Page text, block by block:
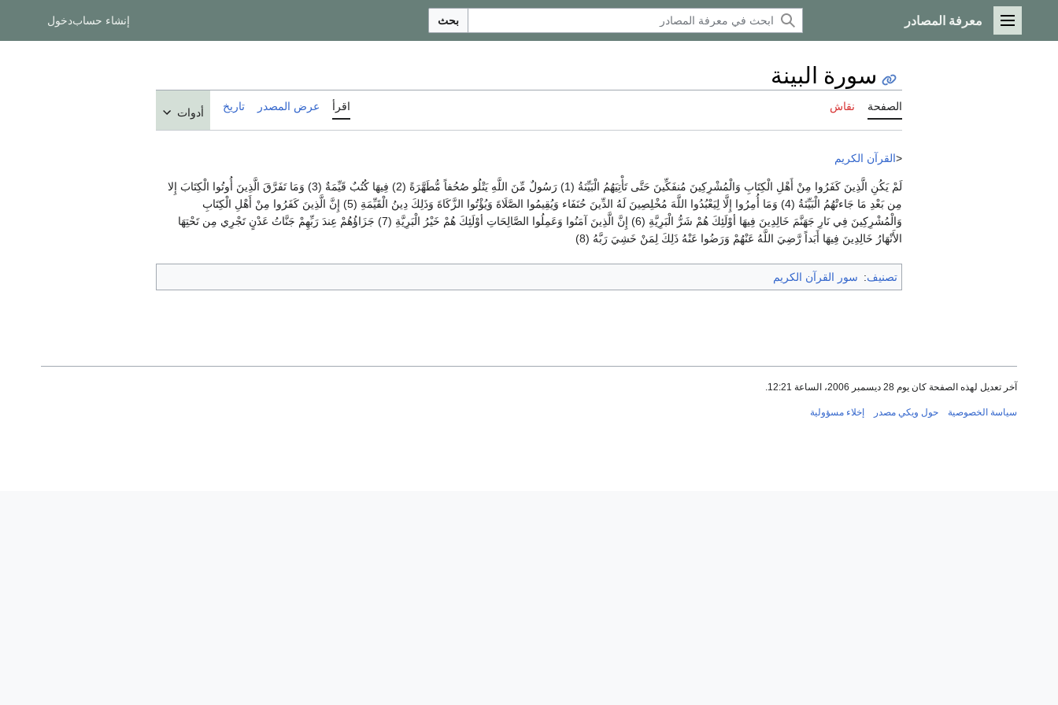
القائمة الرئيسية
معرفة المصادر بحث إنشاء حسابدخول
سورة البينة
الصفحة نقاش اقرأ عرض المصدر تاريخ أدوات
<القرآن الكريم
لَمْ يَكُنِ الَّذِينَ كَفَرُوا مِنْ أَهْلِ الْكِتَابِ وَالْمُشْرِكِينَ مُنفَكِّينَ حَتَّى تَأْتِيَهُمُ الْبَيِّنَةُ (1) رَسُولٌ مِّنَ اللَّهِ يَتْلُو صُحُفاً مُّطَهَّرَةً (2) فِيهَا كُتُبٌ قَيِّمَةٌ (3) وَمَا تَفَرَّقَ الَّذِينَ أُوتُوا الْكِتَابَ إِلا
مِن بَعْدِ مَا جَاءتْهُمُ الْبَيِّنَةُ (4) وَمَا أُمِرُوا إِلَّا لِيَعْبُدُوا اللَّهَ مُخْلِصِينَ لَهُ الدِّينَ حُنَفَاء وَيُقِيمُوا الصَّلَاةَ وَيُؤْتُوا الزَّكَاةَ وَذَلِكَ دِينُ الْقَيِّمَةِ (5) إِنَّ الَّذِينَ كَفَرُوا مِنْ أَهْلِ الْكِتَابِ
وَالْمُشْرِكِينَ فِي نَارِ جَهَنَّمَ خَالِدِينَ فِيهَا أوْلَئِكَ هُمْ شَرُّ الْبَرِيَّةِ (6) إِنَّ الَّذِينَ آمَنُوا وَعَمِلُوا الصَّالِحَاتِ أوْلَئِكَ هُمْ خَيْرُ الْبَرِيَّةِ (7) جَزَاؤُهُمْ عِندَ رَبِّهِمْ جَنَّاتُ عَدْنٍ تَجْرِي مِن تَحْتِهَا
الأَنْهَارُ خَالِدِينَ فِيهَا أَبَداً رَّضِيَ اللَّهُ عَنْهُمْ وَرَضُوا عَنْهُ ذَلِكَ لِمَنْ خَشِيَ رَبَّهُ (8)
تصنيف: سور القرآن الكريم
آخر تعديل لهذه الصفحة كان يوم 28 ديسمبر 2006، الساعة 12:21.
سياسة الخصوصية حول ويكي مصدر إخلاء مسؤولية